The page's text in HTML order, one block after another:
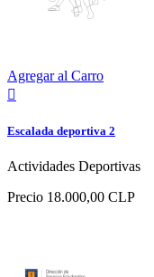
Agregar al Carro

Escalada deportiva 2
Actividades Deportivas
Precio 18.000,00 CLP